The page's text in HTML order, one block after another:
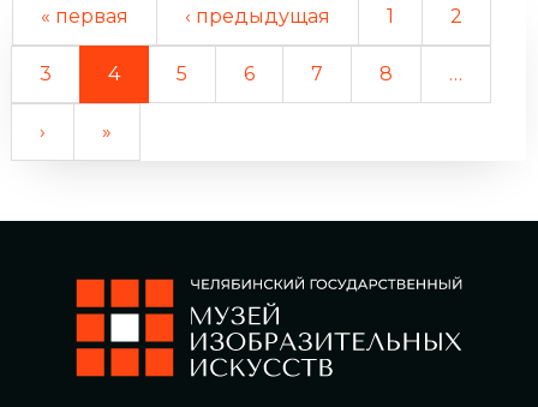
« первая ‹ предыдущая 1 2
3 4 5 6 7 8 …
› »